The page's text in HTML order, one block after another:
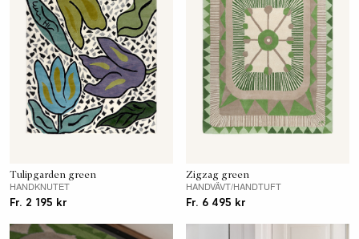
Tulipgarden green
HANDKNUTET
Fr. 2 195 kr
Zigzag green
HANDVÄVT/HANDTUFT
Fr. 6 495 kr